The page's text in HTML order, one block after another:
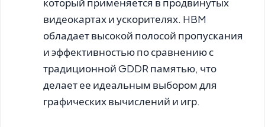
видеокартах и ускорителях. HBM
обладает высокой полосой пропускания
и эффективностью по сравнению с
традиционной GDDR памятью, что
делает ее идеальным выбором для
графических вычислений и игр.